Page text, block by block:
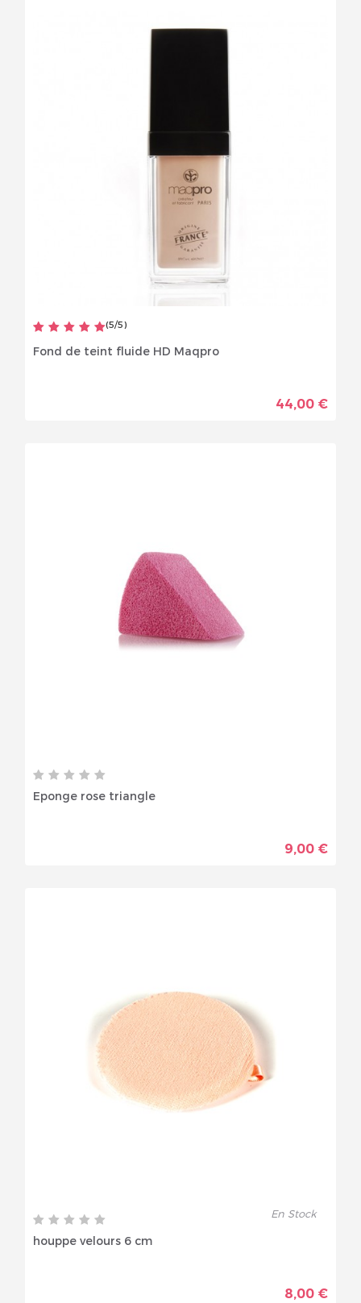
(5/5)
Fond de teint fluide HD Maqpro
44,00 €
Eponge rose triangle
9,00 €
En Stock
houppe velours 6 cm
8,00 €